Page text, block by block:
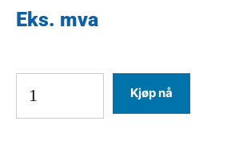
Kjøp nå